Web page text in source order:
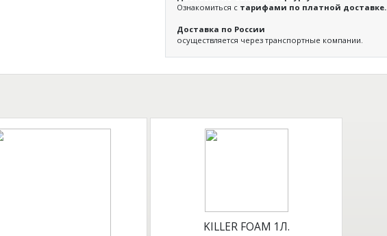
Ознакомиться с тарифами по платной доставке.
Доставка по России
осуществляется через транспортные компании.
KILLER FOAM 1Л.